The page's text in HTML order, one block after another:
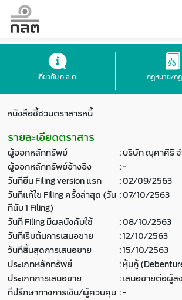
เกี่ยวกับ ก.ล.ต. กฎหมาย/ก
หนังสือชี้ชวนตราสารหนี้
รายละเอียดตราสาร
ผู้ออกหลักทรัพย์ :บริษัท ณุศาศิริ
ผู้ออกหลักทรัพย์อ้างอิง
:-
วันที่ยื่น Filing version แรก
:02/09/2563
วันที่แก้ไข Filing ครั้งล่าสุด (วัน
ที่นับ 1 Filing)
:07/10/2563
วันที่ Filing มีผลบังคับใช้
:08/10/2563
วันที่เริ่มต้นการเสนอขาย
:12/10/2563
วันที่สิ้นสุดการเสนอขาย
:15/10/2563
ประเภทหลักทรัพย์
:หุ้นกู้
ประเภทการเสนอขาย
:เสนอขายต่อผู้
ที่ปรึกษาทางการเงิน/ผู้ควบคุม :-